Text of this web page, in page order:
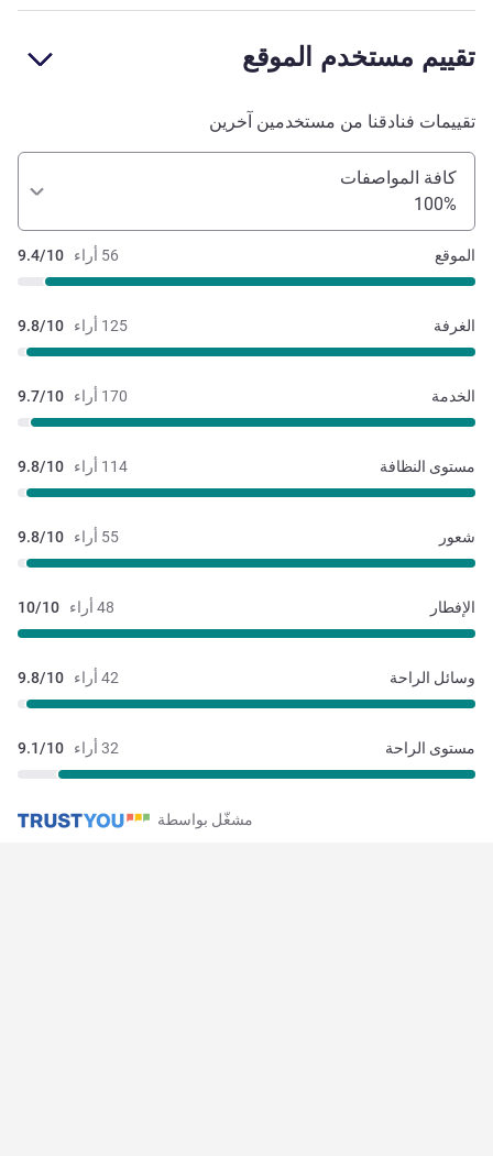
تقييم مستخدم الموقع
تقييمات فنادقنا من مستخدمين آخرين
كافة المواصفات
100%
56 أراء 9.4/10 الموقع
125 أراء 9.8/10 الغرفة
170 أراء 9.7/10 الخدمة
114 أراء 9.8/10 مستوى النظافة
55 أراء 9.8/10 شعور
48 أراء 10/10 الإفطار
42 أراء 9.8/10 وسائل الراحة
32 أراء 9.1/10 مستوى الراحة
مشغّل بواسطة